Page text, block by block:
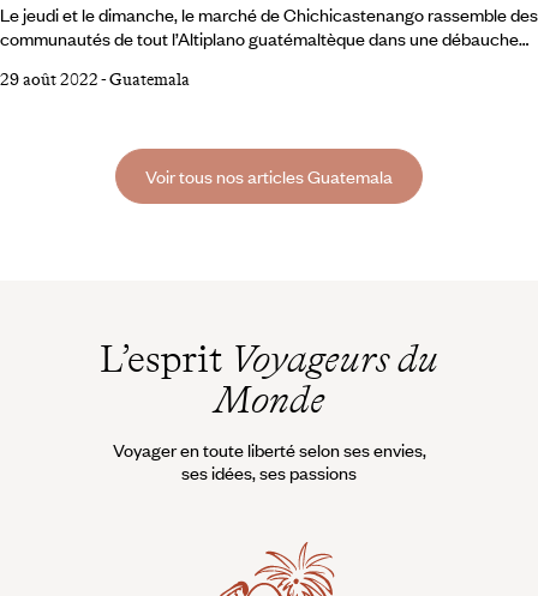
Le jeudi et le dimanche, le marché de Chichicastenango rassemble des
communautés de tout l’Altiplano guatémaltèque dans une débauche
Guatemala, on ne peut ignorer cette manifestation qui reflète à la fois
maya un certain climat spirituel.
29 août 2022-Guatemala
Voir tous nos articles Guatemala
L’esprit Voyageurs du
Monde
Voyager en toute liberté selon ses envies,
ses idées, ses passions